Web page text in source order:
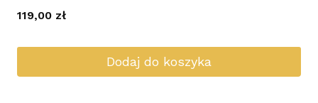
119,00 zł
Dodaj do koszyka